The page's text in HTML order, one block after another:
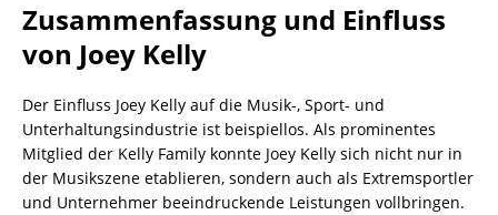
Zusammenfassung und Einfluss
von Joey Kelly
Der Einfluss Joey Kelly auf die Musik-, Sport- und
Unterhaltungsindustrie ist beispiellos. Als prominentes
Mitglied der Kelly Family konnte Joey Kelly sich nicht nur in
der Musikszene etablieren, sondern auch als Extremsportler
und Unternehmer beeindruckende Leistungen vollbringen.